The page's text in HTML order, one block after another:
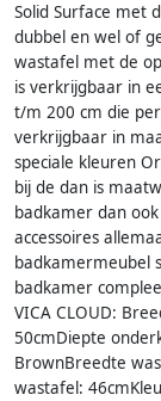
Solid Surface met
dubbel en wel of
wastafel met de
is verkrijgbaar in
t/m 200 cm die
verkrijgbaar in
speciale kleuren
bij de dan is
badkamer dan
accessoires
badkamermeubel
badkamer
VICA CLOUD:
50cmDiepte
BrownBreedte
wastafel: